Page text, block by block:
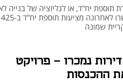
יח"ד, או לגליזציה של בנייה
נמכרו - פרויקט
ההכנסות